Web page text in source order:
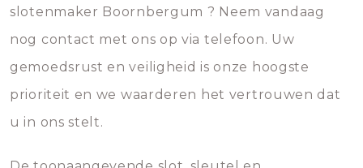
slotenmaker Boornbergum ? Neem vandaag
nog contact met ons op via telefoon. Uw
gemoedsrust en veiligheid is onze hoogste
prioriteit en we waarderen het vertrouwen dat
u in ons stelt.